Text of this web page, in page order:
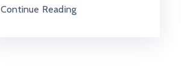
Continue Reading